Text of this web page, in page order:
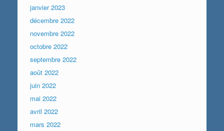
janvier 2023
décembre 2022
novembre 2022
octobre 2022
septembre 2022
août 2022
juin 2022
mai 2022
avril 2022
mars 2022